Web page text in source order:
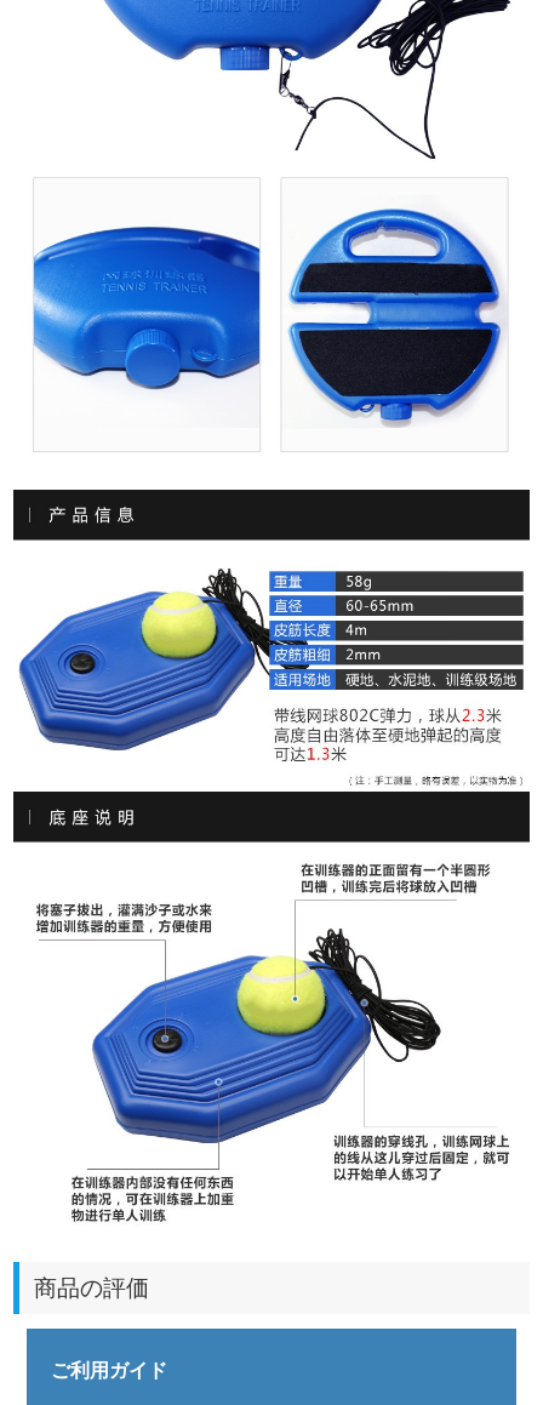
商品の評価
ご利用ガイド